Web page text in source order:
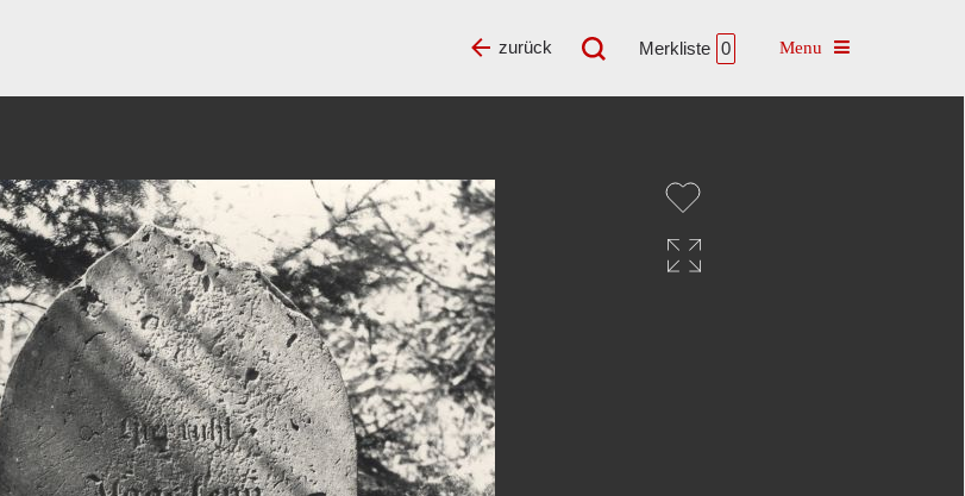
Merkliste 0 Toggle navigation
zurück